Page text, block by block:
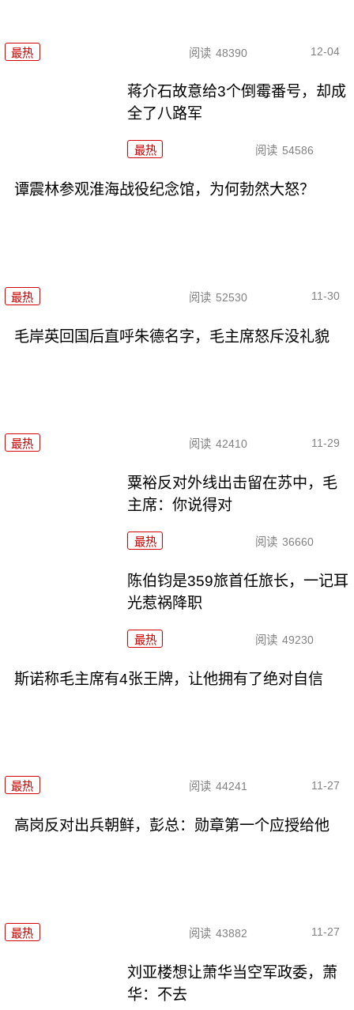
最热 阅读 48390 12-04
蒋介石故意给3个倒霉番号，却成
全了八路军
最热 阅读 54586
谭震林参观淮海战役纪念馆，为何勃然大怒？
最热 阅读 52530 11-30
毛岸英回国后直呼朱德名字，毛主席怒斥没礼貌
最热 阅读 42410 11-29
粟裕反对外线出击留在苏中，毛
主席：你说得对
最热 阅读 36660
陈伯钧是359旅首任旅长，一记耳
光惹祸降职
最热 阅读 49230
斯诺称毛主席有4张王牌，让他拥有了绝对自信
最热 阅读 44241 11-27
高岗反对出兵朝鲜，彭总：勋章第一个应授给他
最热 阅读 43882 11-27
刘亚楼想让萧华当空军政委，萧
华：不去